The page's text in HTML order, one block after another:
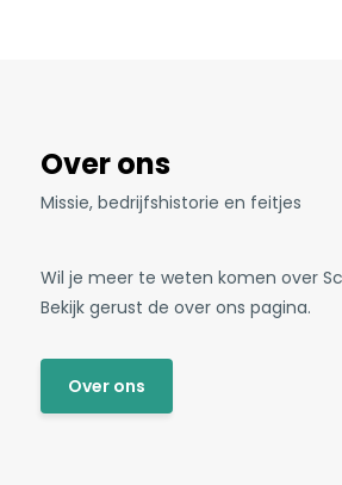
Over ons
Missie, bedrijfshistorie en feitjes
Wil je meer te weten komen over
Bekijk gerust de over ons pagina.
Over ons